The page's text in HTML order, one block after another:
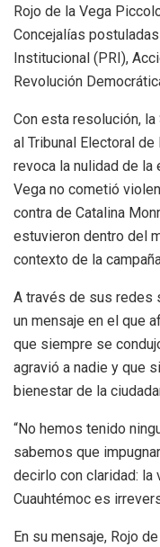
Rojo de la Vega
Concejalías
Institucional (PRI),
Revolución
Con esta resolución, la
al Tribunal Electoral
revoca la nulidad de la
Vega no cometió
contra de Catalina
estuvieron dentro del
contexto de la
A través de sus redes
un mensaje en el que
que siempre se
agravió a nadie y que
bienestar de la
“No hemos tenido
sabemos que
decirlo con claridad: la
Cuauhtémoc es
En su mensaje, Rojo